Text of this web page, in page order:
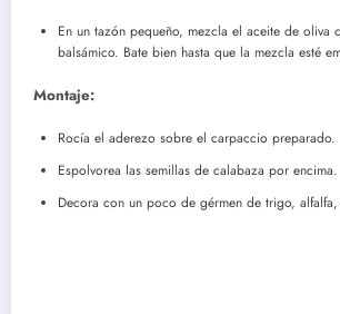
En un tazón pequeño, mezcla el aceite de oliva
balsámico. Bate bien hasta que la mezcla esté
Montaje:
Rocía el aderezo sobre el carpaccio preparado.
Espolvorea las semillas de calabaza por encima.
Decora con un poco de gérmen de trigo,